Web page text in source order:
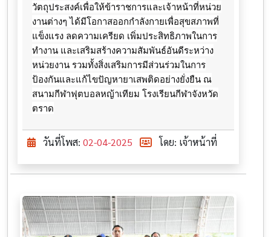
วัตถุประสงค์เพื่อให้ข้าราชการและเจ้าหน้าที่หน่วย
งานต่างๆ ได้มีโอกาสออกกำลังกายเพื่อสุขสภาพที่
แข็งแรง ลดความเครียด เพิ่มประสิทธิภาพในการ
ทำงาน และเสริมสร้างความสัมพันธ์อันดีระหว่าง
หน่วยงาน รวมทั้งสิ่งเสริมการมีส่วนร่วมในการ
ป้องกันและแก้ไขปัญหายาเสพติดอย่างยั่งยืน ณ
สนามกีฬาฟุตบอลหญ้าเทียม โรงเรียนกีฬาจังหวัด
ตราด
วันที่โพส: 02-04-2025 โดย: เจ้าหน้าที่